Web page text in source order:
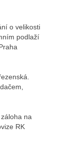
o velikosti
podlaží
na
RK